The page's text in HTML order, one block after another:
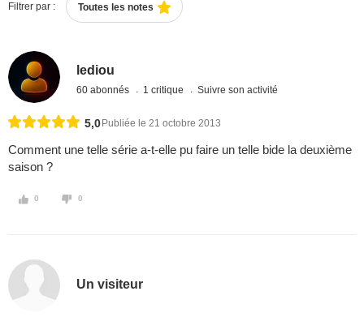
Filtrer par : Toutes les notes
lediou
60 abonnés 1 critique Suivre son activité
5,0 Publiée le 21 octobre 2013
Comment une telle série a-t-elle pu faire un telle bide la deuxième
saison ?
0 0
Un visiteur